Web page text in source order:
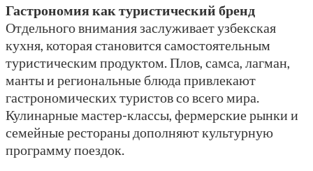
Гастрономия как туристический бренд
Отдельного внимания заслуживает узбекская
кухня, которая становится самостоятельным
туристическим продуктом. Плов, самса, лагман,
манты и региональные блюда привлекают
гастрономических туристов со всего мира.
Кулинарные мастер-классы, фермерские рынки и
семейные рестораны дополняют культурную
программу поездок.